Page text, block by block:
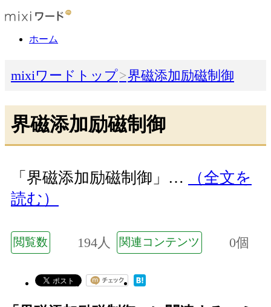
ホーム
mixiワードトップ 界磁添加励磁制御
界磁添加励磁制御
「界磁添加励磁制御」…
（全文を
読む）
閲覧数 194人 関連コンテンツ 0個